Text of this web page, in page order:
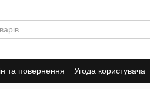
та повернення Угода користувача